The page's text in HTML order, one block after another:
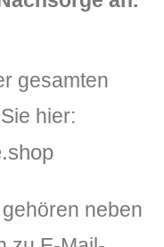
gesamten
hier:
neben